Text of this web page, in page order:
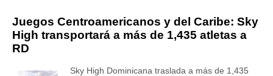
Juegos Centroamericanos y del Caribe: Sky
High transportará a más de 1,435 atletas a
RD
Sky High Dominicana traslada a más de 1,435